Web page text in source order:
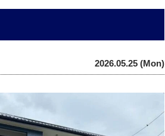
2026.05.25 (Mon)